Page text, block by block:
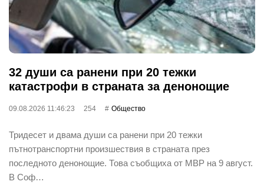
32 души са ранени при 20 тежки
катастрофи в страната за денонощие
09.08.2026 11:46:23 254 Общество
Тридесет и двама души са ранени при 20 тежки
пътнотранспортни произшествия в страната през
последното денонощие. Това съобщиха от МВР на 9 август.
В Соф…